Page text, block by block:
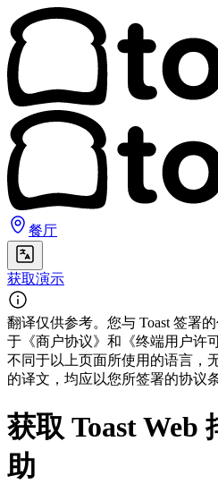
餐厅
获取演示
翻译仅供参考。您与 Toast 签署
于《商户协议》和《终端用户许
不同于以上页面所使用的语言，
的译文，均应以您所签署的协议
获取 Toast Web
助